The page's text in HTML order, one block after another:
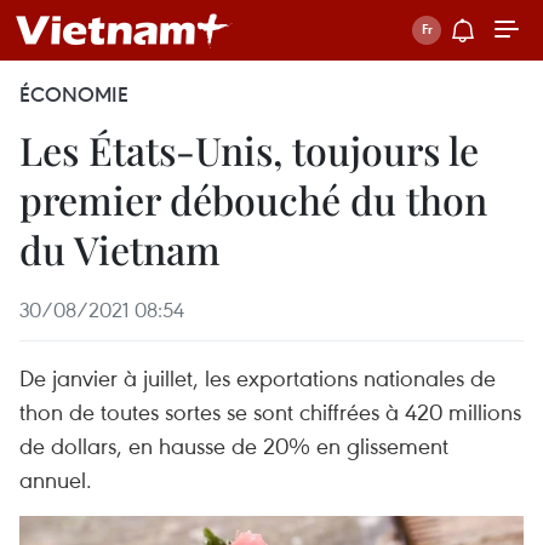
ÉCONOMIE
Les États-Unis, toujours le
premier débouché du thon
du Vietnam
30/08/2021 08:54
De janvier à juillet, les exportations nationales de
thon de toutes sortes se sont chiffrées à 420 millions
de dollars, en hausse de 20% en glissement
annuel.